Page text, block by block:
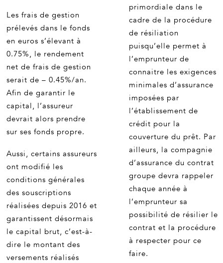
Les frais de gestion
prélevés dans le fonds
en euros s’élevant à
0.75%, le rendement
net de frais de gestion
serait de – 0.45%/an.
Afin de garantir le
capital, l’assureur
devrait alors prendre
sur ses fonds propre.
Aussi, certains assureurs
ont modifié les
conditions générales
des souscriptions
réalisées depuis 2016 et
garantissent désormais
le capital brut, c’est-à-
dire le montant des
versements réalisés
primordiale dans le
cadre de la procédure
de résiliation
puisqu’elle permet à
l’emprunteur de
connaitre les exigences
minimales d’assurance
imposées par
l’établissement de
crédit pour la
couverture du prêt. Par
ailleurs, la compagnie
d’assurance du contrat
groupe devra rappeler
chaque année à
l’emprunteur sa
possibilité de résilier le
contrat et la procédure
à respecter pour ce
faire.